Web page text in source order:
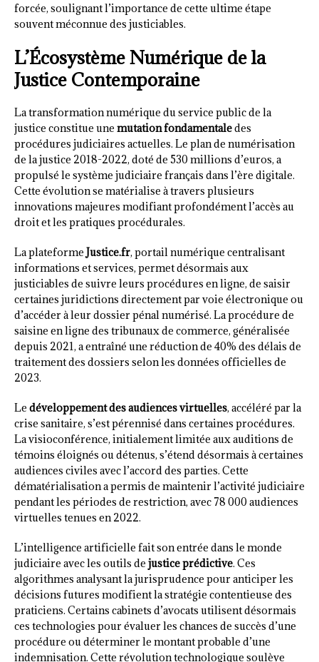
forcée, soulignant l’importance de cette ultime étape
souvent méconnue des justiciables.
L’Écosystème Numérique de la
Justice Contemporaine
La transformation numérique du service public de la
justice constitue une mutation fondamentaledes
procédures judiciaires actuelles. Le plan de numérisation
de la justice 2018-2022, doté de 530 millions d’euros, a
propulsé le système judiciaire français dans l’ère digitale.
Cette évolution se matérialise à travers plusieurs
innovations majeures modifiant profondément l’accès au
droit et les pratiques procédurales.
La plateforme Justice.fr, portail numérique centralisant
informations et services, permet désormais aux
justiciables de suivre leurs procédures en ligne, de saisir
certaines juridictions directement par voie électronique ou
d’accéder à leur dossier pénal numérisé. La procédure de
saisine en ligne des tribunaux de commerce, généralisée
depuis 2021, a entraîné une réduction de 40% des délais de
traitement des dossiers selon les données officielles de
2023.
Le développement des audiences virtuelles, accéléré par la
crise sanitaire, s’est pérennisé dans certaines procédures.
La visioconférence, initialement limitée aux auditions de
témoins éloignés ou détenus, s’étend désormais à certaines
audiences civiles avec l’accord des parties. Cette
dématérialisation a permis de maintenir l’activité judiciaire
pendant les périodes de restriction, avec 78 000 audiences
virtuelles tenues en 2022.
L’intelligence artificielle fait son entrée dans le monde
judiciaire avec les outils de justice prédictive. Ces
algorithmes analysant la jurisprudence pour anticiper les
décisions futures modifient la stratégie contentieuse des
praticiens. Certains cabinets d’avocats utilisent désormais
ces technologies pour évaluer les chances de succès d’une
procédure ou déterminer le montant probable d’une
indemnisation. Cette révolution technologique soulève